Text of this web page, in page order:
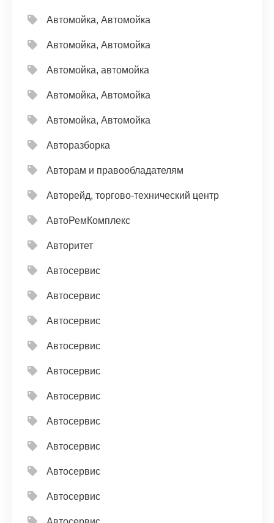
Автомойка, Автомойка
Автомойка, Автомойка
Автомойка, автомойка
Автомойка, Автомойка
Автомойка, Автомойка
Авторазборка
Авторам и правообладателям
Авторейд, торгово-технический центр
АвтоРемКомплекс
Авторитет
Автосервис
Автосервис
Автосервис
Автосервис
Автосервис
Автосервис
Автосервис
Автосервис
Автосервис
Автосервис